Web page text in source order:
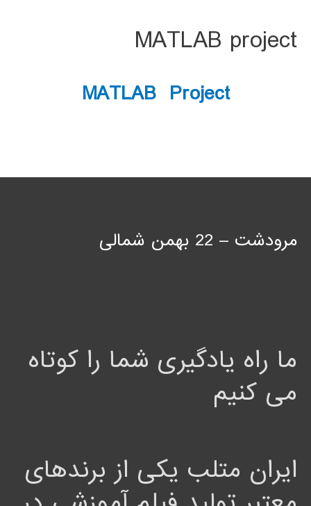
MATLAB project
MATLAB Project
مرودشت – 22 بهمن شمالی
ما راه یادگیری شما را کوتاه
می کنیم
ایران متلب یکی از برندهای